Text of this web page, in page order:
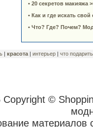
• 20 секретов макияжа
• Как и где искать свой
• Что? Где? Почем?
| красота | интерьер | что подарить
Copyright ©
материалов